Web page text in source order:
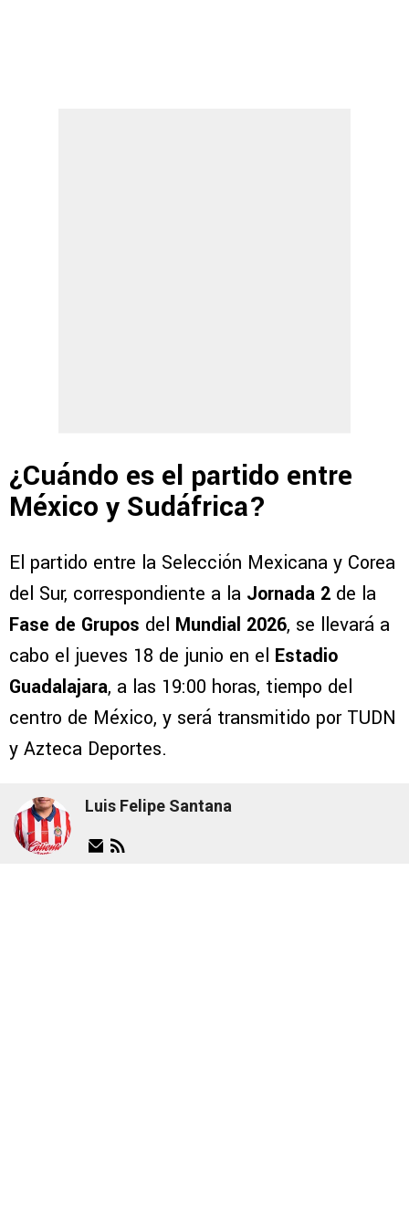
¿Cuándo es el partido entre
México y Sudáfrica?
El partido entre la Selección Mexicana y Corea
del Sur, correspondiente a la Jornada 2 de la
Fase de Grupos del Mundial 2026, se llevará a
cabo el jueves 18 de junio en el Estadio
Guadalajara, a las 19:00 horas, tiempo del
centro de México, y será transmitido por TUDN
y Azteca Deportes.
Luis Felipe Santana